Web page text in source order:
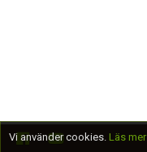
Vi använder cookies. Läs mer